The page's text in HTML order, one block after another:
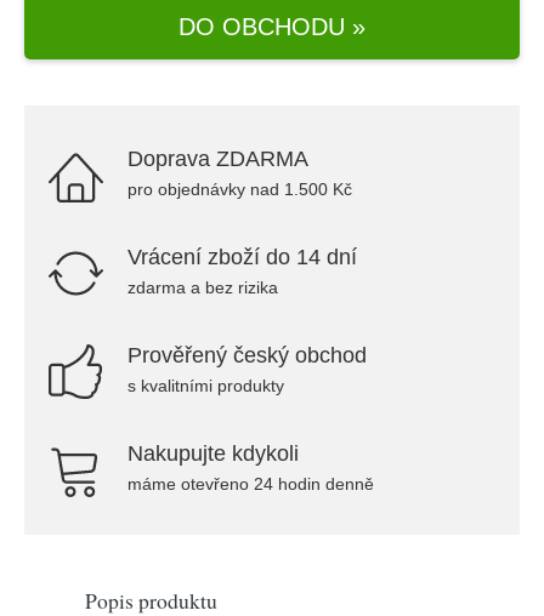
DO OBCHODU »
Doprava ZDARMA
pro objednávky nad 1.500 Kč
Vrácení zboží do 14 dní
zdarma a bez rizika
Prověřený český obchod
s kvalitními produkty
Nakupujte kdykoli
máme otevřeno 24 hodin denně
Popis produktu